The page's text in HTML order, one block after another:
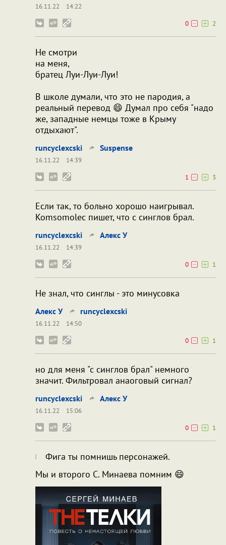
16.11.22
14:22
0
2
Не смотри
на меня,
братец Луи-Луи-Луи!
В школе думали, что это не пародия, а
реальный перевод 😄 Думал про себя "надо
же, западные немцы тоже в Крыму
отдыхают".
runcyclexcski Suspense
16.11.22
14:39
1
3
Если так, то больно хорошо наигрывал.
Komsomolec пишет, что с синглов брал.
runcyclexcski Алекс У
16.11.22
14:39
0
1
Не знал, что синглы - это минусовка
Алекс У runcyclexcski
16.11.22
14:50
0
1
но для меня "с синглов брал" немного
значит. Фильтровал анаоговый сигнал?
runcyclexcski Алекс У
16.11.22
15:06
0
1
Фига ты помнишь персонажей.
Мы и второго С. Минаева помним 😄